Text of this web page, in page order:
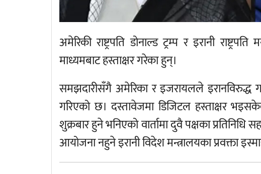
अमेरिकी राष्ट्रपति डोनाल्ड ट्रम्प र इरानी
माध्यमबाट हस्ताक्षर गरेका हुन्।
समझदारीसँगै अमेरिका र इजरायलले इरानविरुद्ध
गरिएको छ। दस्तावेजमा डिजिटल हस्ताक्षर
शुक्रबार हुने भनिएको वार्तामा दुवै पक्षका
आयोजना नहुने इरानी विदेश मन्त्रालयका प्रवक्ता